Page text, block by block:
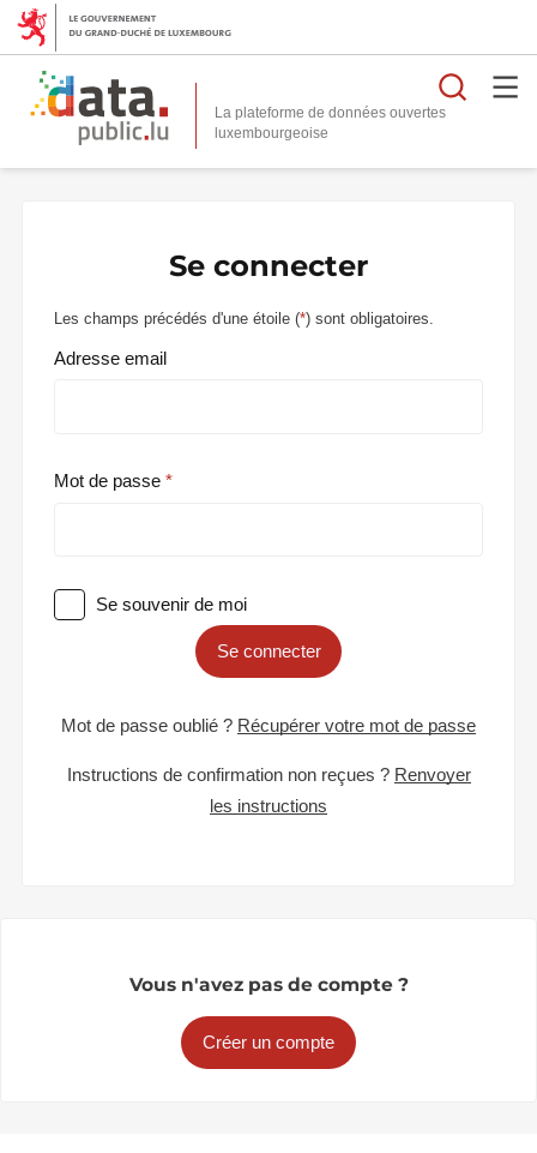
La plateforme de données ouvertes
Se connecter
Les champs précédés d'une étoile (*) sont obligatoires.
Adresse email
Mot de passe
Se souvenir de moi
Se connecter
Mot de passe oublié ? Récupérer votre mot de passe
Instructions de confirmation non reçues ? Renvoyer
les instructions
Vous n'avez pas de compte ?
Créer un compte